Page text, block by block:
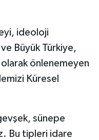
ideoloji
Büyük Türkiye,
olarak önlenemeyen
Küresel
sünepe
Bu tipleri idare